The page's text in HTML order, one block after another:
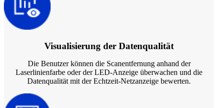
Visualisierung der Datenqualität
Die Benutzer können die Scanentfernung anhand der
Laserlinienfarbe oder der LED-Anzeige überwachen und die
Datenqualität mit der Echtzeit-Netzanzeige bewerten.